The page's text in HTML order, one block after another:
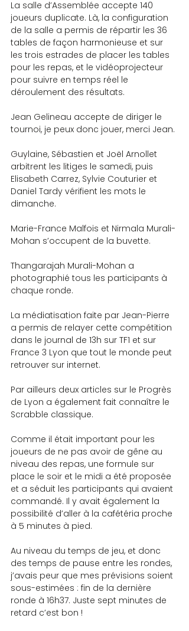
La salle d’Assemblée accepte 140
joueurs duplicate. Là, la configuration
de la salle a permis de répartir les 36
tables de façon harmonieuse et sur
les trois estrades de placer les tables
pour les repas, et le vidéoprojecteur
pour suivre en temps réel le
déroulement des résultats.
Jean Gelineau accepte de diriger le
tournoi, je peux donc jouer, merci Jean.
Guylaine, Sébastien et Joël Arnollet
arbitrent les litiges le samedi, puis
Elisabeth Carrez, Sylvie Couturier et
Daniel Tardy vérifient les mots le
dimanche.
Marie-France Malfois et Nirmala Murali-
Mohan s’occupent de la buvette.
Thangarajah Murali-Mohan a
photographié tous les participants à
chaque ronde.
La médiatisation faite par Jean-Pierre
a permis de relayer cette compétition
dans le journal de 13h sur TF1 et sur
France 3 Lyon que tout le monde peut
retrouver sur internet.
Par ailleurs deux articles sur le Progrès
de Lyon a également fait connaître le
Scrabble classique.
Comme il était important pour les
joueurs de ne pas avoir de gêne au
niveau des repas, une formule sur
place le soir et le midi a été proposée
et a séduit les participants qui avaient
commandé. Il y avait également la
possibilité d’aller à la cafétéria proche
à 5 minutes à pied.
Au niveau du temps de jeu, et donc
des temps de pause entre les rondes,
j’avais peur que mes prévisions soient
sous-estimées : fin de la dernière
ronde à 16h37. Juste sept minutes de
retard c’est bon !